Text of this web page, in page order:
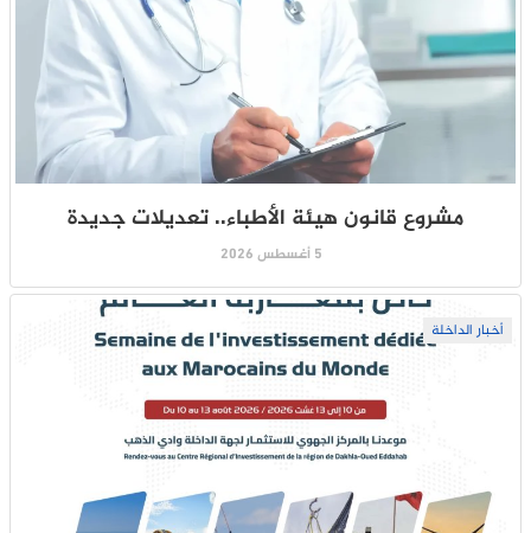
مشروع قانون هيئة الأطباء.. تعديلات جديدة
5 أغسطس 2026
أخبار الداخلة